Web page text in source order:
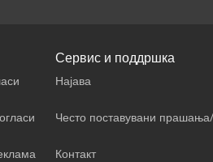
Сервис и поддршка
Најава
Често поставувани
Контакт